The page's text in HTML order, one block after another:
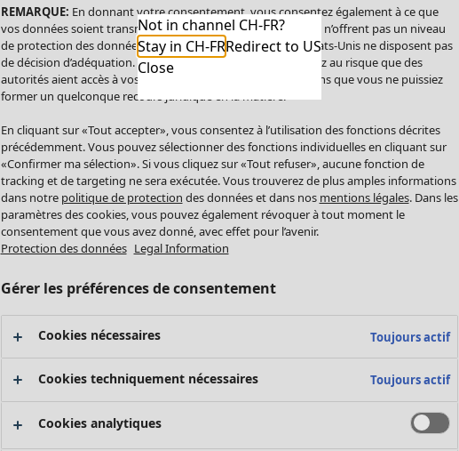
Not in channel CH-FR?
Stay in CH-FRRedirect to US
Close
REMARQUE: En donnant votre consentement, vous consentez également à ce que
vos données soient transmises aux États-Unis. Les États-Unis n’offrent pas un niveau
de protection des données comparable à celui de l’UE. Les États-Unis ne disposent pas
de décision d’adéquation. Par conséquent, vous vous exposez au risque que des
autorités aient accès à vos données à caractère personnel sans que vous ne puissiez
former un quelconque recours juridique en la matière.
En cliquant sur «Tout accepter», vous consentez à l’utilisation des fonctions décrites
précédemment. Vous pouvez sélectionner des fonctions individuelles en cliquant sur
«Confirmer ma sélection». Si vous cliquez sur «Tout refuser», aucune fonction de
tracking et de targeting ne sera exécutée. Vous trouverez de plus amples informations
dans notre politique de protection des données et dans nos mentions légales. Dans les
paramètres des cookies, vous pouvez également révoquer à tout moment le
consentement que vous avez donné, avec effet pour l’avenir.
Protection des données Legal Information
Gérer les préférences de consentement
Cookies nécessaires Toujours actif
Cookies techniquement nécessaires Toujours actif
Cookies analytiques